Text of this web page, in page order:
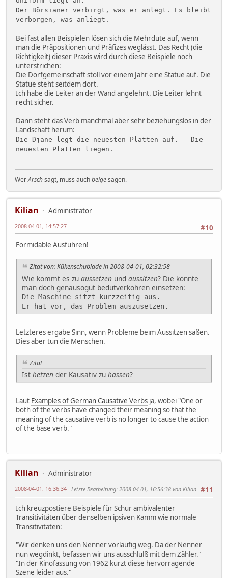
Der Börsianer verbirgt, was er anlegt. Es bleibt
verborgen, was anliegt.
Bei fast allen Beispielen lösen sich die Mehrdute auf, wenn
man die Präpositionen und Präfizes weglässt. Das Recht (die
Richtigkeit) dieser Praxis wird durch diese Beispiele noch
unterstrichen:
Die Dorfgemeinschaft stoll vor einem Jahr eine Statue auf. Die
Statue steht seitdem dort.
Ich habe die Leiter an der Wand angelehnt. Die Leiter lehnt
recht sicher.
Dann steht das Verb manchmal aber sehr beziehungslos in der
Landschaft herum:
Die Djane legt die neuesten Platten auf. - Die
neuesten Platten liegen.
WerArschsagt, muss auchbeigesagen.
Kilian
Administrator
#10
2008-04-01, 14:57:27
Formidable Ausfuhren!
Zitat von: Kükenschublade in 2008-04-01, 02:32:58
Wie kommt es zu aussetzen und aussitzen? Die könnte
man doch genausogut bedutverkohren einsetzen:
Die Maschine sitzt kurzzeitig aus.
Er hat vor, das Problem auszusetzen.
Letzteres ergäbe Sinn, wenn Probleme beim Aussitzen säßen.
Dies aber tun die Menschen.
Zitat
Ist hetzen der Kausativ zu hassen?
Laut Examples of German Causative Verbs ja, wobei "One or
both of the verbs have changed their meaning so that the
meaning of the causative verb is no longer to cause the action
of the base verb."
Kilian
Administrator
#11
2008-04-01, 16:36:34 Letzte Bearbeitung: 2008-04-01, 16:56:38 von Kilian
Ich kreuzpostiere Beispiele für Schurambivalenter
Transitivitäten über denselben ipsiven Kamm wie normale
Transitivitäten:
"Wir denken uns den Nenner vorläufig weg. Da der Nenner
nun wegdinkt, befassen wir uns ausschlulß mit dem Zähler."
"In der Kinofassung von 1962 kurzt diese hervorragende
Szene leider aus."